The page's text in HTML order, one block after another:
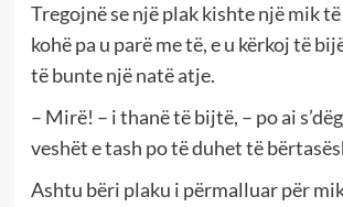
Tregojnë se një plak kishte një mik
kohë pa u parë me të, e u kërkoj të
të bunte një natë atje.
– Mirë! – i thanë të bijtë, – po ai
veshët e tash po të duhet të
Ashtu bëri plaku i përmalluar për